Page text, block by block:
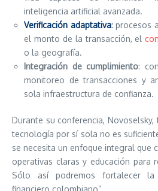
inteligencia artificial avanzada.
Verificación adaptativa: procesos
el monto de la transacción, el
o la geografía.
Integración de cumplimiento:
monitoreo de transacciones y
sola infraestructura de confianza.
Durante su conferencia, Novoselsky,
tecnología por sí sola no es
se necesita un enfoque integral que
operativas claras y educación para
Sólo así podremos fortalecer la
financiero colombiano”.